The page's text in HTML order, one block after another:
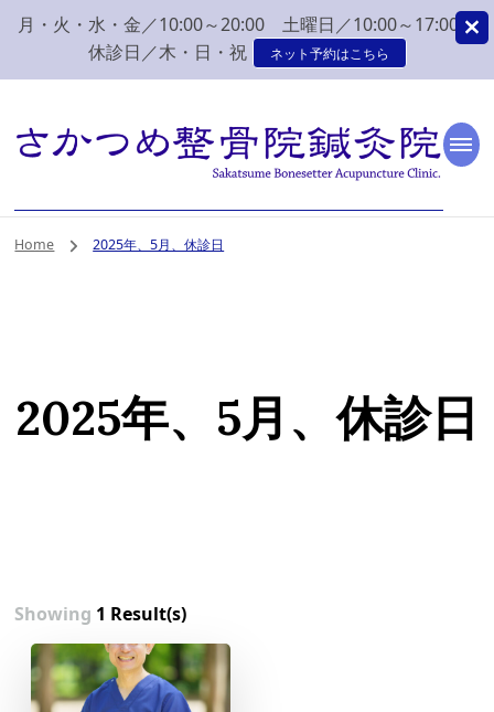
月・火・水・金／10:00～20:00 土曜日／10:00～17:00
休診日／木・日・祝
ネット予約はこちら
新潟市 秋葉区 肩こり
腰痛 整体 鍼灸はさか
鍼灸院へ。みなさまの気持ちに寄り添い、丁寧な問診、治療をさせて
Home 2025年、5月、休診日
2025年、5月、休診日
Showing 1 Result(s)